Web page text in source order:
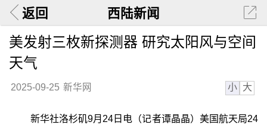
返回 西陆新闻
美发射三枚新探测器 研究太阳风与空间
天气
2025-09-25 新华网 小 大
新华社洛杉矶9月24日电（记者谭晶晶）美国航天局24